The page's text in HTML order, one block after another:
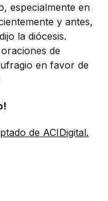
especialmente en
y antes,
la diócesis.
de
en favor de
de ACIDigital.